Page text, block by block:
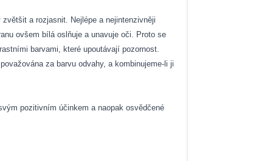
a rozjasnit. Nejlépe a nejintenzivněji
ovšem bílá oslňuje a unavuje oči. Proto se
barvami, které upoutávají pozornost.
za barvu odvahy, a kombinujeme-li ji
pozitivním účinkem a naopak osvědčené